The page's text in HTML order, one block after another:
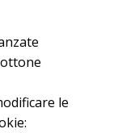
le